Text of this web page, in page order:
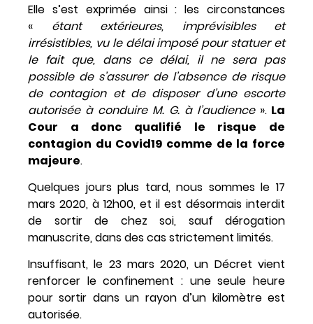
Elle s’est exprimée ainsi : les circonstances
« étant extérieures, imprévisibles et
irrésistibles, vu le délai imposé pour statuer et
le fait que, dans ce délai, il ne sera pas
possible de s’assurer de l’absence de risque
de contagion et de disposer d’une escorte
autorisée à conduire M. G. à l’audience ». La
Cour a donc qualifié le risque de
contagion du Covid19 comme de la force
majeure.
Quelques jours plus tard, nous sommes le 17
mars 2020, à 12h00, et il est désormais interdit
de sortir de chez soi, sauf dérogation
manuscrite, dans des cas strictement limités.
Insuffisant, le 23 mars 2020, un Décret vient
renforcer le confinement : une seule heure
pour sortir dans un rayon d’un kilomètre est
autorisée.